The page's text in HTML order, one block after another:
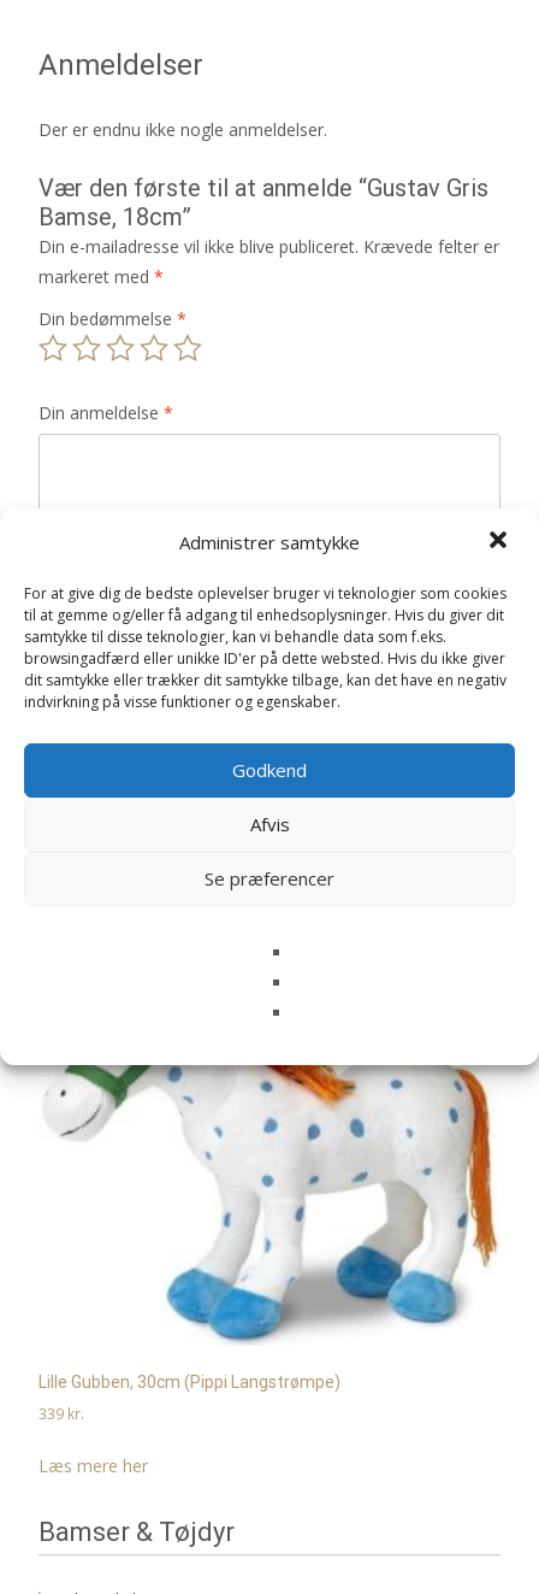
Administrer samtykke
For at give dig de bedste oplevelser bruger vi teknologier som cookies
til at gemme og/eller få adgang til enhedsoplysninger. Hvis du giver dit
samtykke til disse teknologier, kan vi behandle data som f.eks.
browsingadfærd eller unikke ID'er på dette websted. Hvis du ikke giver
dit samtykke eller trækker dit samtykke tilbage, kan det have en negativ
indvirkning på visse funktioner og egenskaber.
Godkend
Afvis
Se præferencer
Anmeldelser
Der er endnu ikke nogle anmeldelser.
Vær den første til at anmelde “Gustav Gris
Bamse, 18cm”
Din e-mailadresse vil ikke blive publiceret. Krævede felter er
markeret med *
Din bedømmelse *
Din anmeldelse *
E-mail*
Gem mit navn, mail og websted i denne browser til
næste gang jeg kommenterer.
Lille Gubben, 30cm (Pippi Langstrømpe)
339 kr.
Læs mere her
Bamser & Tøjdyr